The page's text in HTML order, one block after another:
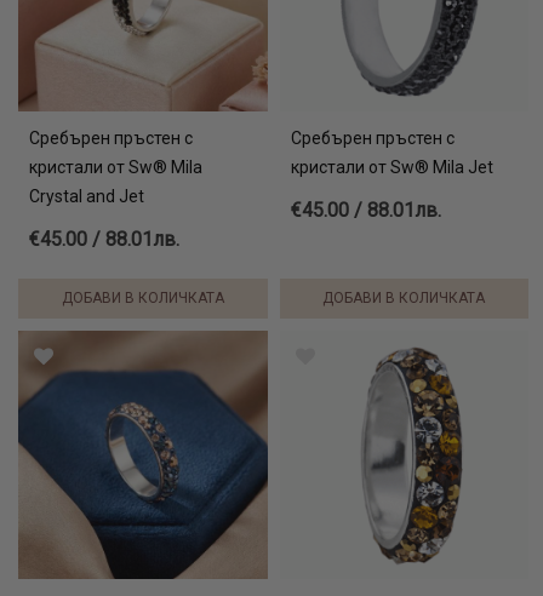
Сребърен пръстен с
кристали от Sw® Mila
Crystal and Jet
€45.00 / 88.01лв.
ДОБАВИ В КОЛИЧКАТА
Сребърен пръстен с
кристали от Sw® Mila Jet
€45.00 / 88.01лв.
ДОБАВИ В КОЛИЧКАТА